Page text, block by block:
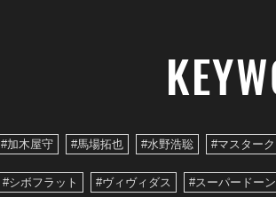
#加木屋守 #馬場拓也 #水野浩聡 #マスター
#シボフラット #ヴィヴィダス #スーパードーン